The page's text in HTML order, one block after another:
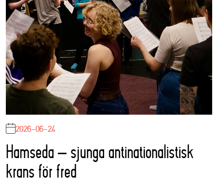
2026-06-24
Hamseda – sjunga antinationalistisk
krans för fred